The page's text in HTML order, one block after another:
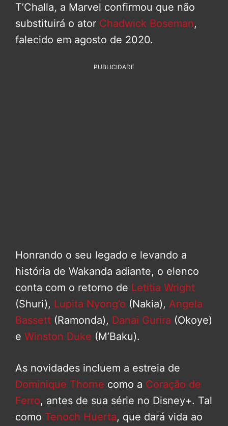
T’Challa, a Marvel confirmou que não
substituirá o ator Chadwick Boseman,
falecido em agosto de 2020.
PUBLICIDADE
Honrando o seu legado e levando a
história de Wakanda adiante, o elenco
conta com o retorno de Letitia Wright
(Shuri), Lupita Nyong’o (Nakia), Angela
Bassett (Ramonda), Danai Gurira (Okoye)
e Winston Duke (M’Baku).
As novidades incluem a estreia de
Dominique Thorne como a Coração de
Ferro, antes de sua série no Disney+. Tal
como Tenoch Huerta, que dará vida ao